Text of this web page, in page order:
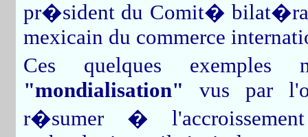
pr�sident du Comit� bilat�ral
mexicain du commerce
Ces quelques
"mondialisation" vus par
r�sumer �